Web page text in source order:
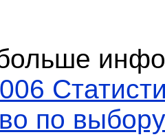
по